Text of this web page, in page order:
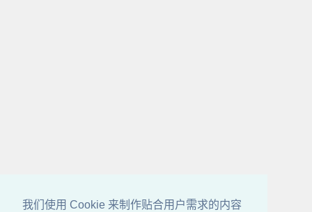
我们使用 Cookie 来制作贴合用户需求的内容